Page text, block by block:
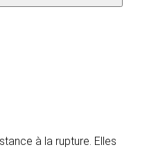
à la rupture. Elles